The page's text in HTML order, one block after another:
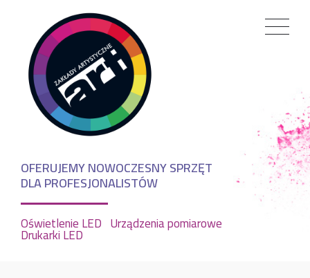
OFERUJEMY NOWOCZESNY SPRZĘT
DLA PROFESJONALISTÓW
Oświetlenie LED Urządzenia pomiarowe
Drukarki LED